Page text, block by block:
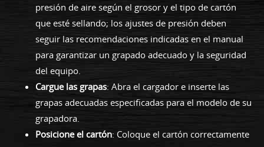
presión de aire según el grosor y el tipo de cartón
que esté sellando; los ajustes de presión deben
seguir las recomendaciones indicadas en el manual
para garantizar un grapado adecuado y la seguridad
del equipo.
Cargue las grapas: Abra el cargador e inserte las
grapas adecuadas especificadas para el modelo de su
grapadora.
Posicione el cartón: Coloque el cartón correctamente